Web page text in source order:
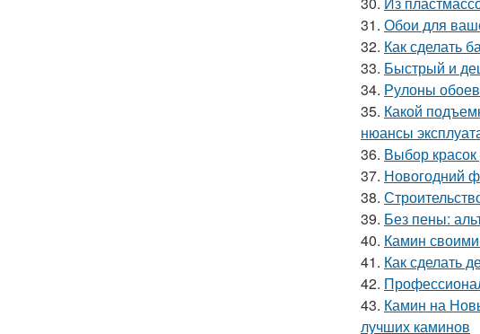
31. Обои для
32. Как сделать
33. Быстрый и
34. Рулоны
35. Какой
нюансы
36. Выбор красок
37. Новогодний
38.
39. Без пены:
40. Камин
41. Как сделать
42.
43. Камин на
лучших каминов